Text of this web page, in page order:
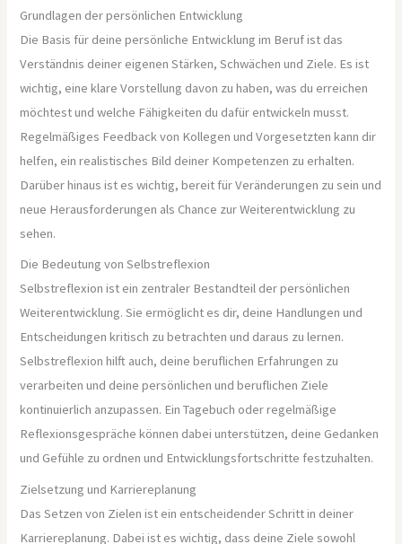
Grundlagen der persönlichen Entwicklung
Die Basis für deine persönliche Entwicklung im Beruf ist das
Verständnis deiner eigenen Stärken, Schwächen und Ziele. Es ist
wichtig, eine klare Vorstellung davon zu haben, was du erreichen
möchtest und welche Fähigkeiten du dafür entwickeln musst.
Regelmäßiges Feedback von Kollegen und Vorgesetzten kann dir
helfen, ein realistisches Bild deiner Kompetenzen zu erhalten.
Darüber hinaus ist es wichtig, bereit für Veränderungen zu sein und
neue Herausforderungen als Chance zur Weiterentwicklung zu
sehen.
Die Bedeutung von Selbstreflexion
Selbstreflexion ist ein zentraler Bestandteil der persönlichen
Weiterentwicklung. Sie ermöglicht es dir, deine Handlungen und
Entscheidungen kritisch zu betrachten und daraus zu lernen.
Selbstreflexion hilft auch, deine beruflichen Erfahrungen zu
verarbeiten und deine persönlichen und beruflichen Ziele
kontinuierlich anzupassen. Ein Tagebuch oder regelmäßige
Reflexionsgespräche können dabei unterstützen, deine Gedanken
und Gefühle zu ordnen und Entwicklungsfortschritte festzuhalten.
Zielsetzung und Karriereplanung
Das Setzen von Zielen ist ein entscheidender Schritt in deiner
Karriereplanung. Dabei ist es wichtig, dass deine Ziele sowohl